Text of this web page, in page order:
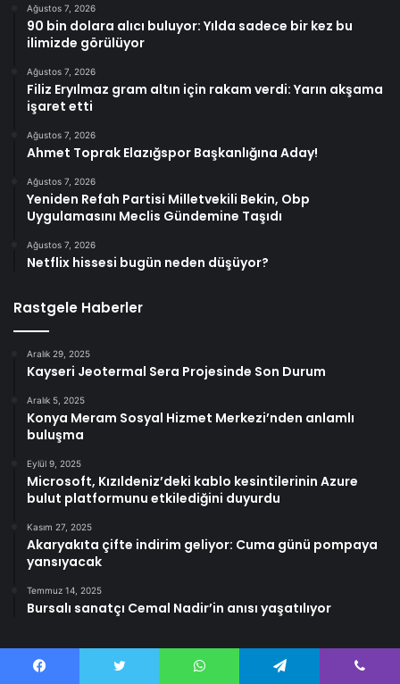
Ağustos 7, 2026
90 bin dolara alıcı buluyor: Yılda sadece bir kez bu
ilimizde görülüyor
Ağustos 7, 2026
Filiz Eryılmaz gram altın için rakam verdi: Yarın akşama
işaret etti
Ağustos 7, 2026
Ahmet Toprak Elazığspor Başkanlığına Aday!
Ağustos 7, 2026
Yeniden Refah Partisi Milletvekili Bekin, Obp
Uygulamasını Meclis Gündemine Taşıdı
Ağustos 7, 2026
Netflix hissesi bugün neden düşüyor?
Rastgele Haberler
Aralık 29, 2025
Kayseri Jeotermal Sera Projesinde Son Durum
Aralık 5, 2025
Konya Meram Sosyal Hizmet Merkezi’nden anlamlı
buluşma
Eylül 9, 2025
Microsoft, Kızıldeniz’deki kablo kesintilerinin Azure
bulut platformunu etkilediğini duyurdu
Kasım 27, 2025
Akaryakıta çifte indirim geliyor: Cuma günü pompaya
yansıyacak
Temmuz 14, 2025
Bursalı sanatçı Cemal Nadir’in anısı yaşatılıyor